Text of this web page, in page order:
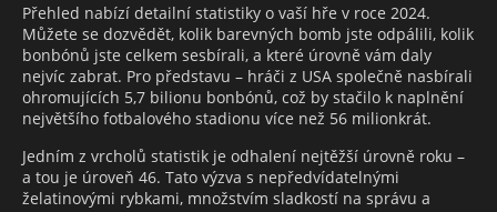
Přehled nabízí detailní statistiky o vaší hře v roce 2024.
Můžete se dozvědět, kolik barevných bomb jste odpálili, kolik
bonbónů jste celkem sesbírali, a které úrovně vám daly
nejvíc zabrat. Pro představu – hráči z USA společně nasbírali
ohromujících 5,7 bilionu bonbónů, což by stačilo k naplnění
největšího fotbalového stadionu více než 56 milionkrát.
Jedním z vrcholů statistik je odhalení nejtěžší úrovně roku –
a tou je úroveň 46. Tato výzva s nepředvídatelnými
želatinovými rybkami, množstvím sladkostí na správu a